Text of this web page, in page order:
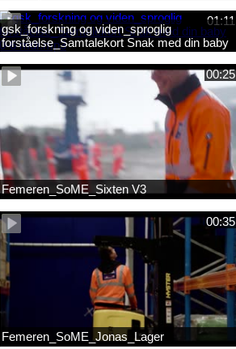
mdr-2 år.mp3
01:11
gsk_forskning og viden_sproglig
forståelse_Samtalekort Snak med din baby
0-6 mdr.mp3
00:25
Femeren_SoME_Sixten V3
00:35
Femeren_SoME_Jonas_Lager